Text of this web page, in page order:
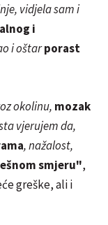
vidjela sam i
i
i oštarporast
okolinu, mozak
vjerujem da,
, nažalost,
smjeru",
greške, ali i